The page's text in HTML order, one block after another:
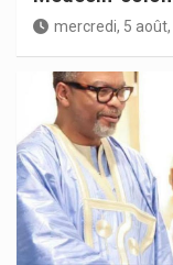
mercredi, 5